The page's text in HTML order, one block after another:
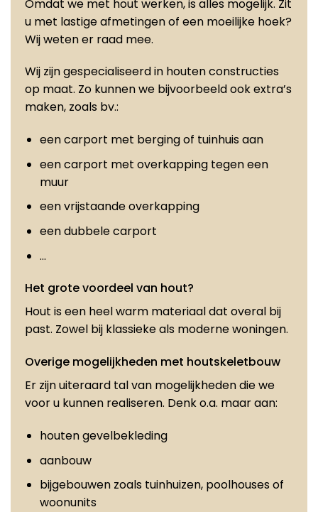
Omdat we met hout werken, is alles mogelijk. Zit
u met lastige afmetingen of een moeilijke hoek?
Wij weten er raad mee.
Wij zijn gespecialiseerd in houten constructies
op maat. Zo kunnen we bijvoorbeeld ook extra’s
maken, zoals bv.:
een carport met berging of tuinhuis aan
een carport met overkapping tegen een
muur
een vrijstaande overkapping
een dubbele carport
…
Het grote voordeel van hout?
Hout is een heel warm materiaal dat overal bij
past. Zowel bij klassieke als moderne woningen.
Overige mogelijkheden met houtskeletbouw
Er zijn uiteraard tal van mogelijkheden die we
voor u kunnen realiseren. Denk o.a. maar aan:
houten gevelbekleding
aanbouw
bijgebouwen zoals tuinhuizen, poolhouses of
woonunits